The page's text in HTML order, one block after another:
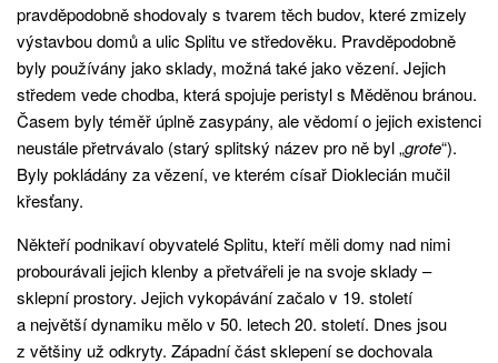
pravděpodobně shodovaly s tvarem těch budov, které zmizely
výstavbou domů a ulic Splitu ve středověku. Pravděpodobně
byly používány jako sklady, možná také jako vězení. Jejich
středem vede chodba, která spojuje peristyl s Měděnou bránou.
Časem byly téměř úplně zasypány, ale vědomí o jejich existenci
neustále přetrvávalo (starý splitský název pro ně byl „grote“).
Byly pokládány za vězení, ve kterém císař Dioklecián mučil
křesťany.
Někteří podnikaví obyvatelé Splitu, kteří měli domy nad nimi
probourávali jejich klenby a přetvářeli je na svoje sklady –
sklepní prostory. Jejich vykopávání začalo v 19. století
a největší dynamiku mělo v 50. letech 20. století. Dnes jsou
z většiny už odkryty. Západní část sklepení se dochovala